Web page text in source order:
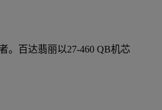
。百达翡丽以27-460 QB机芯